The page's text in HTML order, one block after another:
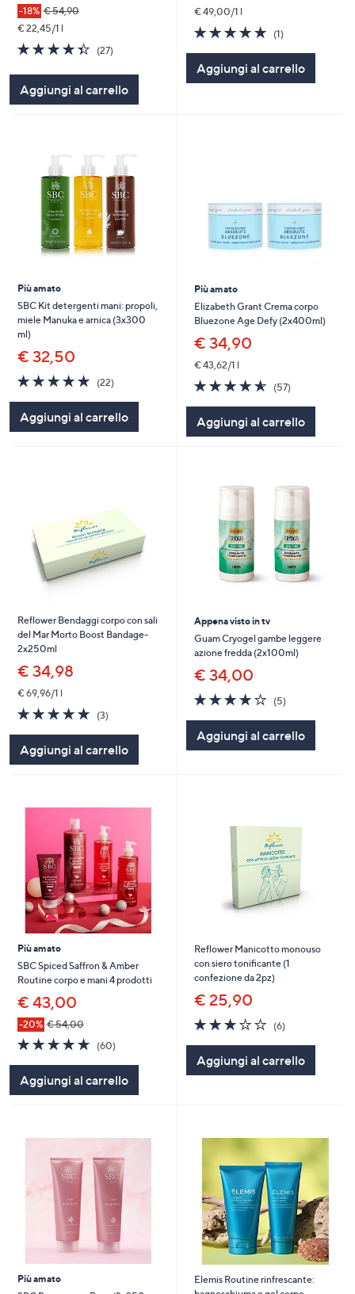
-18% € 54,90
€ 22,45/1 l
4.3
of
5
Stars
(27)
Aggiungi al carrello
€ 49,00/1 l
5.0
of
5
Stars
(1)
Aggiungi al carrello
Più amato
SBC Kit detergenti mani: propoli,
miele Manuka e arnica (3x300
ml)
€ 32,50
4.9
of
Stars
(22)
Aggiungi al carrello
Più amato
Elizabeth Grant Crema corpo
Bluezone Age Defy (2x400ml)
€ 34,90
€ 43,62/1 l
4.5
of
Stars
(57)
Aggiungi al carrello
Reflower Bendaggi corpo con sali
del Mar Morto Boost Bandage-
2x250ml
€ 34,98
€ 69,96/1 l
4.7
of
Stars
(3)
Aggiungi al carrello
Appena visto in tv
Guam Cryogel gambe leggere
azione fredda (2x100ml)
€ 34,00
4.2
of
Stars
(5)
Aggiungi al carrello
Più amato
SBC Spiced Saffron & Amber
Routine corpo e mani 4 prodotti
€ 43,00
-20% € 54,00
4.8
of
Stars
(60)60
Aggiungi al carrello
Reflower Manicotto monouso
con siero tonificante (1
confezione da 2pz)
€ 25,90
2.8
of
Stars
(6)
Aggiungi al carrello
Più amato
Elemis Routine rinfrescante: